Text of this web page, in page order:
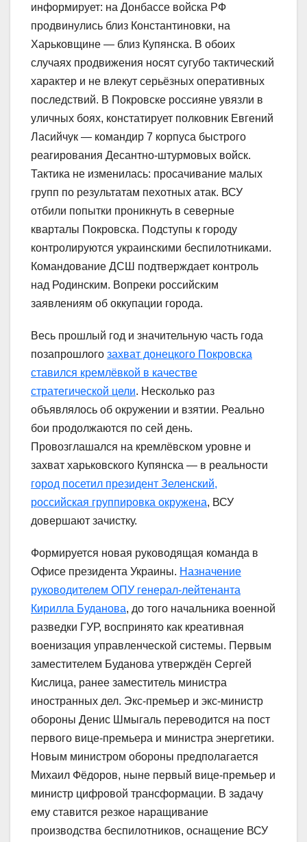
информирует: на Донбассе войска РФ
продвинулись близ Константиновки, на
Харьковщине — близ Купянска. В обоих
случаях продвижения носят сугубо тактический
характер и не влекут серьёзных оперативных
последствий. В Покровске россияне увязли в
уличных боях, констатирует полковник Евгений
Ласийчук — командир 7 корпуса быстрого
реагирования Десантно-штурмовых войск.
Тактика не изменилась: просачивание малых
групп по результатам пехотных атак. ВСУ
отбили попытки проникнуть в северные
кварталы Покровска. Подступы к городу
контролируются украинскими беспилотниками.
Командование ДСШ подтверждает контроль
над Родинским. Вопреки российским
заявлениям об оккупации города.
Весь прошлый год и значительную часть года
позапрошлого захват донецкого Покровска
ставился кремлёвкой в качестве
стратегической цели. Несколько раз
объявлялось об окружении и взятии. Реально
бои продолжаются по сей день.
Провозглашался на кремлёвском уровне и
захват харьковского Купянска — в реальности
город посетил президент Зеленский,
российская группировка окружена, ВСУ
довершают зачистку.
Формируется новая руководящая команда в
Офисе президента Украины. Назначение
руководителем ОПУ генерал-лейтенанта
Кирилла Буданова, до того начальника военной
разведки ГУР, воспринято как креативная
военизация управленческой системы. Первым
заместителем Буданова утверждён Сергей
Кислица, ранее заместитель министра
иностранных дел. Экс-премьер и экс-министр
обороны Денис Шмыгаль переводится на пост
первого вице-премьера и министра энергетики.
Новым министром обороны предполагается
Михаил Фёдоров, ныне первый вице-премьер и
министр цифровой трансформации. В задачу
ему ставится резкое наращивание
производства беспилотников, оснащение ВСУ